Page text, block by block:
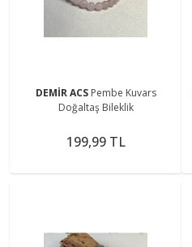
DEMİR ACS Pembe Kuvars
Doğaltaş Bileklik
199,99 TL